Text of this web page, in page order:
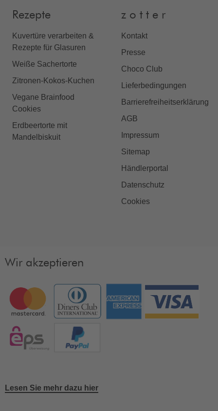
Rezepte
Kuvertüre verarbeiten &
Rezepte für Glasuren
Weiße Sachertorte
Zitronen-Kokos-Kuchen
Vegane Brainfood
Cookies
Erdbeertorte mit
Mandelbiskuit
z o t t e r
Kontakt
Presse
Choco Club
Lieferbedingungen
Barrierefreiheitserklärung
AGB
Impressum
Sitemap
Händlerportal
Datenschutz
Cookies
Wir akzeptieren
Lesen Sie mehr dazu hier